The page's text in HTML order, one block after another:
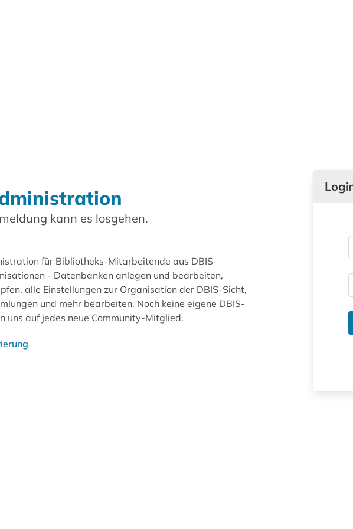
kann es losgehen.
für Bibliotheks-Mitarbeitende aus DBIS-
- Datenbanken anlegen und bearbeiten,
alle Einstellungen zur Organisation der DBIS-Sicht,
und mehr bearbeiten. Noch keine eigene DBIS-
uns auf jedes neue Community-Mitglied.